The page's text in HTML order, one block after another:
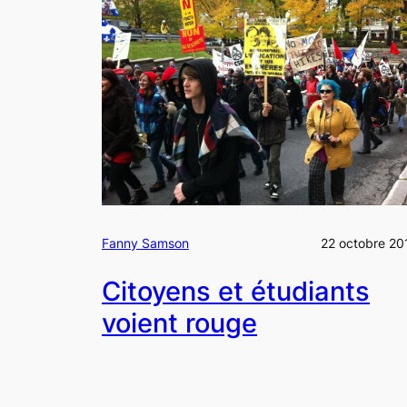
Fanny Samson 22 octobre
Citoyens et étudiants
voient rouge